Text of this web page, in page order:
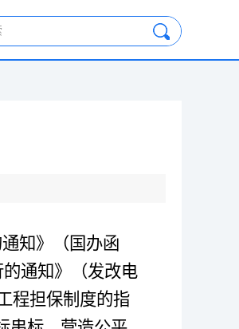
知》（国办函
通知》（发改电
程担保制度的指